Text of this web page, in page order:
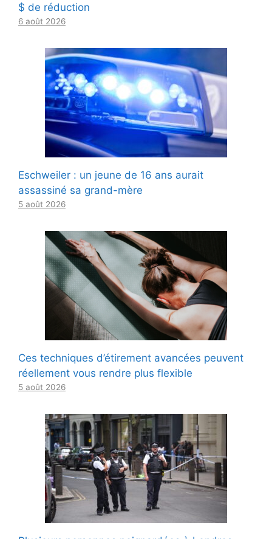
$ de réduction
6 août 2026
Eschweiler : un jeune de 16 ans aurait
assassiné sa grand-mère
5 août 2026
Ces techniques d’étirement avancées peuvent
réellement vous rendre plus flexible
5 août 2026